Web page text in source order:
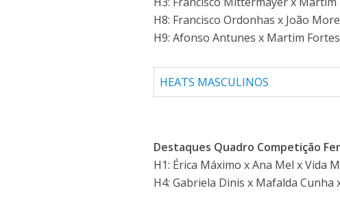
H8: Francisco Ordonhas x João
H9: Afonso Antunes x Martim
HEATS MASCULINOS
Destaques Quadro Competição
H1: Érica Máximo x Ana Mel x Vida
H4: Gabriela Dinis x Mafalda Cunha